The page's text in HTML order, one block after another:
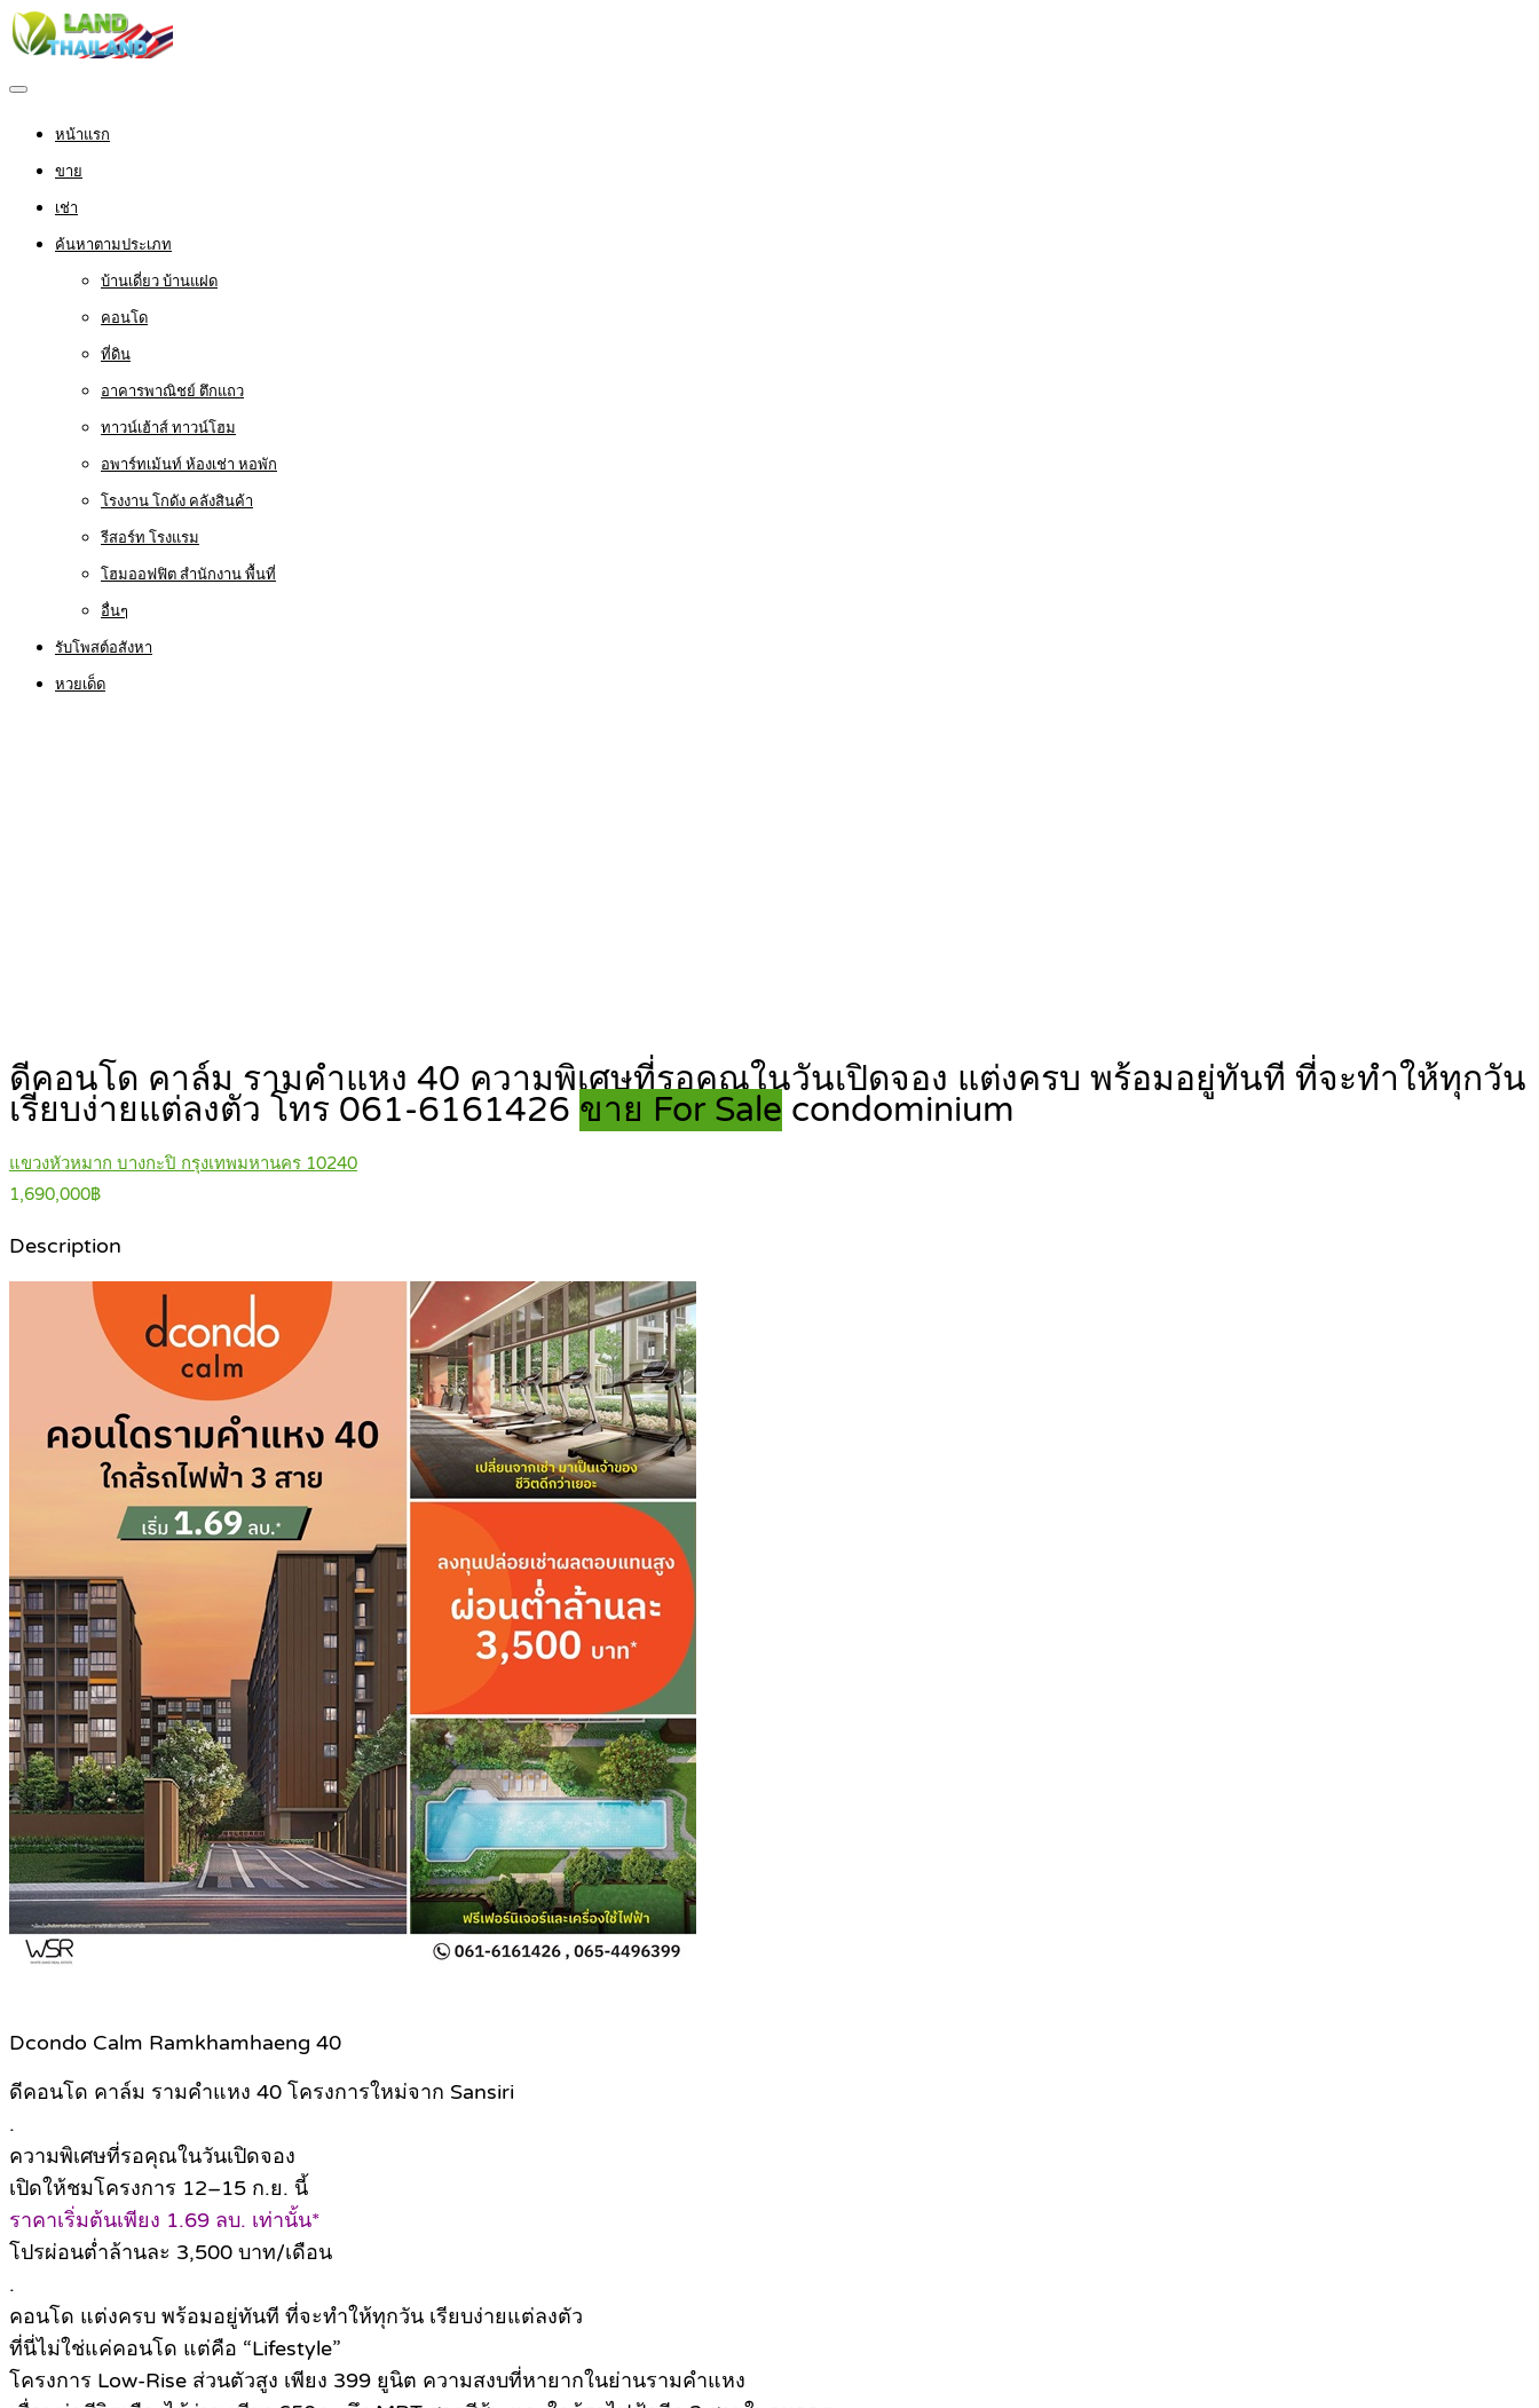
หน้าแรก
ขาย
เช่า
ค้นหาตามประเภท
บ้านเดี่ยว บ้านแฝด
คอนโด
ที่ดิน
อาคารพาณิชย์ ตึกแถว
ทาวน์เฮ้าส์ ทาวน์โฮม
อพาร์ทเม้นท์ ห้องเช่า หอพัก
โรงงาน โกดัง คลังสินค้า
รีสอร์ท โรงแรม
โฮมออฟฟิต สำนักงาน พื้นที่
อื่นๆ
รับโพสต์อสังหา
หวยเด็ด
ดีคอนโด คาล์ม รามคำแหง 40 ความพิเศษที่รอคุณในวันเปิดจอง แต่งครบ พร้อมอยู่ทันที ที่จะทำให้ทุกวัน
เรียบง่ายแต่ลงตัว โทร 061-6161426 ขาย For Sale condominium
แขวงหัวหมาก บางกะปิ กรุงเทพมหานคร 10240
1,690,000฿
Description
Dcondo Calm Ramkhamhaeng 40
ดีคอนโด คาล์ม รามคำแหง 40 โครงการใหม่จาก Sansiri
.
ความพิเศษที่รอคุณในวันเปิดจอง
เปิดให้ชมโครงการ 12–15 ก.ย. นี้
ราคาเริ่มต้นเพียง 1.69 ลบ. เท่านั้น*
โปรผ่อนต่ำล้านละ 3,500 บาท/เดือน
.
คอนโด แต่งครบ พร้อมอยู่ทันที ที่จะทำให้ทุกวัน เรียบง่ายแต่ลงตัว
ที่นี่ไม่ใช่แค่คอนโด แต่คือ “Lifestyle”
โครงการ Low-Rise ส่วนตัวสูง เพียง 399 ยูนิต ความสงบที่หายากในย่านรามคำแหง